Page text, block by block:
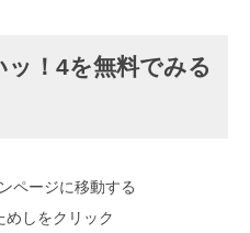
ッ！4を無料でみる
ページに移動する
しをクリック